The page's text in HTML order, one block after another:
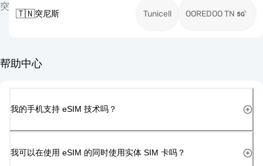
突
🇹🇳突尼斯 Tunicell OOREDOO TN
帮助中心
我的手机支持 eSIM 技术吗？
我可以在使用 eSIM 的同时使用实体 SIM 卡吗？